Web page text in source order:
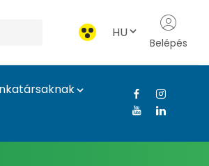
HU
Belépés